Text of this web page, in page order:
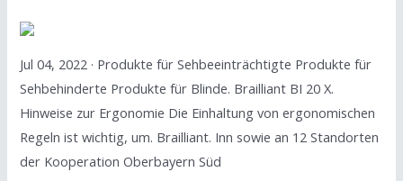
Jul 04, 2022 · Produkte für Sehbeeinträchtigte Produkte für
Sehbehinderte Produkte für Blinde. Brailliant BI 20 X.
Hinweise zur Ergonomie Die Einhaltung von ergonomischen
Regeln ist wichtig, um. Brailliant. Inn sowie an 12 Standorten
der Kooperation Oberbayern Süd